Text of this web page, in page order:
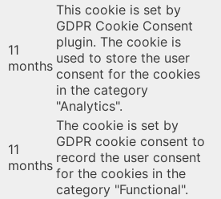
11
months
This cookie is set by
GDPR Cookie Consent
plugin. The cookie is
used to store the user
consent for the cookies
in the category
"Analytics".
11
months
The cookie is set by
GDPR cookie consent to
record the user consent
for the cookies in the
category "Functional".